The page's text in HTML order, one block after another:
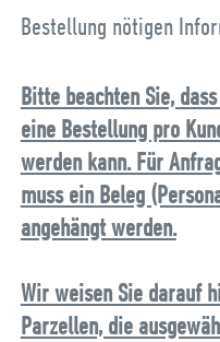
Bestellung nötigen
Bitte beachten Sie,
eine Bestellung pro
werden kann. Für
muss ein Beleg
angehängt werden.
Wir weisen Sie darauf
Parzellen, die